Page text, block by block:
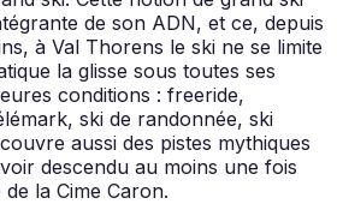
de son ADN, et ce, depuis
à Val Thorens le ski ne se limite
la glisse sous toutes ses
conditions : freeride,
ski de randonnée, ski
aussi des pistes mythiques
descendu au moins une fois
la Cime Caron.